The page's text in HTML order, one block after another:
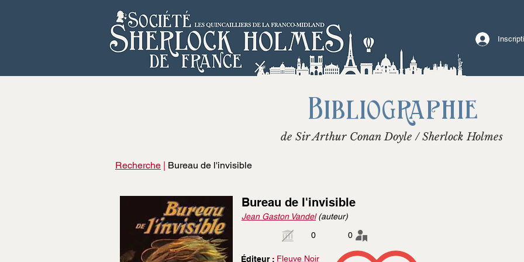
Bibliographie
de Sir Arthur Conan Doyle / Sherlock Holmes
Recherche | Bureau de l'invisible
Bureau de l'invisible
Jean Gaston Vandel(auteur)
0
0
Éditeur : Fleuve Noir